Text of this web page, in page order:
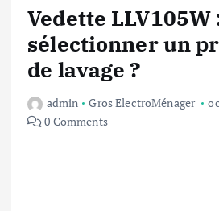
Vedette LLV105W
sélectionner un
de lavage ?
admin Gros ElectroMénager
0 Comments